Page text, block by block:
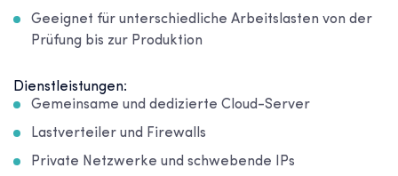
Geeignet für unterschiedliche Arbeitslasten von der
Prüfung bis zur Produktion
Dienstleistungen:
Gemeinsame und dedizierte Cloud-Server
Lastverteiler und Firewalls
Private Netzwerke und schwebende IPs